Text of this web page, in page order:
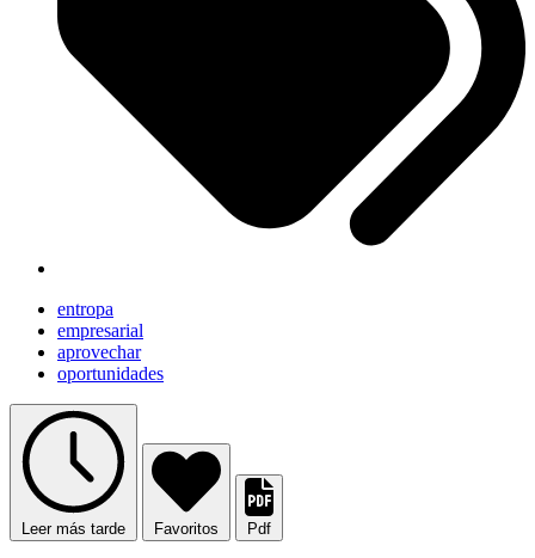
entropa
empresarial
aprovechar
oportunidades
Leer más tarde Favoritos Pdf